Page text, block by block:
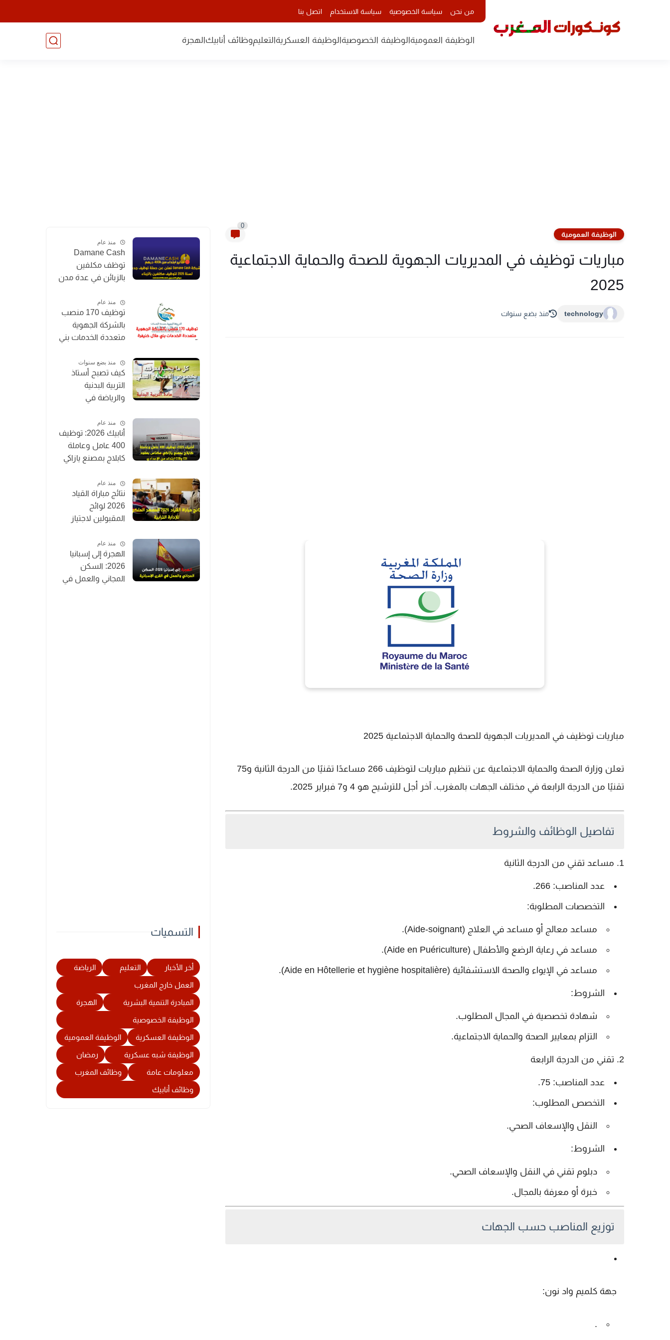
من نحن سياسة الخصوصية سياسة الاستخدام اتصل بنا
الوظيفة العموميةالوظيفة الخصوصيةالوظيفة العسكريةالتعليموظائف أنابيكالهجرة
الوظيفة العمومية
0
مباريات توظيف في المديريات الجهوية للصحة والحماية الاجتماعية
2025
technology منذ بضع سنوات
مباريات توظيف في المديريات الجهوية للصحة والحماية الاجتماعية 2025
تعلن وزارة الصحة والحماية الاجتماعية عن تنظيم مباريات لتوظيف 266 مساعدًا تقنيًا من الدرجة الثانية و75
تقنيًا من الدرجة الرابعة في مختلف الجهات بالمغرب. آخر أجل للترشيح هو 4 و7 فبراير 2025.
تفاصيل الوظائف والشروط
1. مساعد تقني من الدرجة الثانية
عدد المناصب:
التخصصات المطلوبة:
مساعد معالج أو مساعد في العلاج (Aide-soignant).
مساعد في رعاية الرضع والأطفال (Aide en Puériculture).
مساعد في الإيواء والصحة الاستشفائية (Aide en Hôtellerie et hygiène hospitalière).
الشروط:
شهادة تخصصية في المجال المطلوب.
التزام بمعايير الصحة والحماية الاجتماعية.
2. تقني من الدرجة الرابعة
عدد المناصب:
التخصص المطلوب:
النقل والإسعاف الصحي.
الشروط:
دبلوم تقني في النقل والإسعاف الصحي.
خبرة أو معرفة بالمجال.
توزيع المناصب حسب الجهات
جهة كلميم واد نون:
.
منذ عام
Damane Cash
توظف مكلفين
بالزبائن في عدة مدن
(Chargé de
Clientèle)
منذ عام
توظيف 170 منصب
بالشركة الجهوية
متعددة الخدمات بني
منذ بضع سنوات
كيف تصبح أستاذ
التربية البدنية
والرياضة في
منذ عام
أنابيك 2026: توظيف
400 عامل وعاملة
كابلاج بمصنع يازاكي
وCDD ابتداءً من
الإعدادي
منذ عام
نتائج مباراة القياد
2026 لوائح
المقبولين لاجتياز
قائد متدرب)
منذ عام
الهجرة إلى إسبانيا
2026: السكن
المجاني والعمل في
التسميات
أخر الأخبار التعليم الرياضة
العمل خارج المغرب
المبادرة التنمية البشرية الهجرة
الوظيفة الخصوصية
الوظيفة العسكرية الوظيفة العمومية
الوظيفة شبه عسكرية رمضان
معلومات عامة وظائف المغرب
وظائف أنابيك